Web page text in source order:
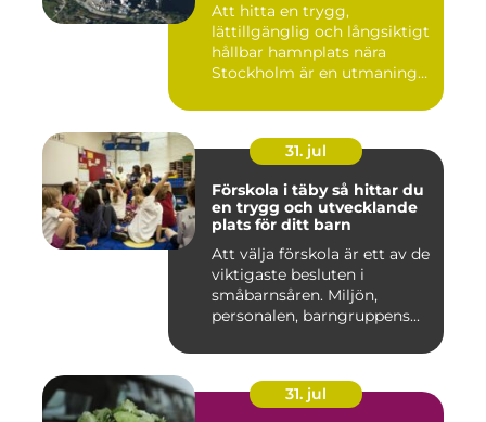
Att hitta en trygg,
lättillgänglig och långsiktigt
hållbar hamnplats nära
Stockholm är en utmaning
31. jul
Förskola i täby så hittar du
en trygg och utvecklande
plats för ditt barn
Att välja förskola är ett av de
viktigaste besluten i
småbarnsåren. Miljön,
personalen, barngruppens...
31. jul